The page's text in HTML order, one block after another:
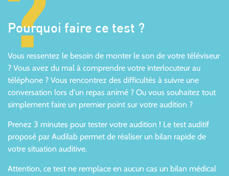
Pourquoi faire ce test ?
Vous ressentez le besoin de monter le son de votre téléviseur
? Vous avez du mal à comprendre votre interlocuteur au
téléphone ? Vous rencontrez des difficultés à suivre une
conversation lors d'un repas animé ? Ou vous souhaitez tout
simplement faire un premier point sur votre audition ?
Prenez 3 minutes pour tester votre audition ! Le test auditif
proposé par Audilab permet de réaliser un bilan rapide de
votre situation auditive.
Attention, ce test ne remplace en aucun cas un bilan médical